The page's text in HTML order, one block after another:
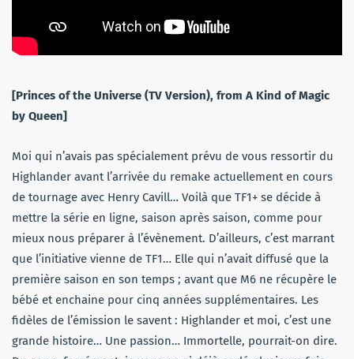
[Princes of the Universe (TV Version), from A Kind of Magic
by Queen]
Moi qui n’avais pas spécialement prévu de vous ressortir du
Highlander avant l’arrivée du remake actuellement en cours
de tournage avec Henry Cavill… Voilà que TF1+ se décide à
mettre la série en ligne, saison après saison, comme pour
mieux nous préparer à l’évènement. D’ailleurs, c’est marrant
que l’initiative vienne de TF1… Elle qui n’avait diffusé que la
première saison en son temps ; avant que M6 ne récupère le
bébé et enchaine pour cinq années supplémentaires. Les
fidèles de l’émission le savent : Highlander et moi, c’est une
grande histoire… Une passion… Immortelle, pourrait-on dire.